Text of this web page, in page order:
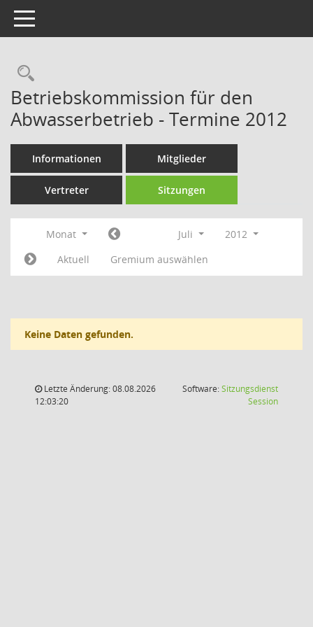
Toggle navigation
Rechercheauswahl
Betriebskommission für den
Abwasserbetrieb - Termine 2012
Informationen Mitglieder
Vertreter Sitzungen
Monat Juli
2012
Aktuell
Gremium auswählen
Keine Daten gefunden.
Letzte Änderung: 08.08.2026
12:03:20
Software:Sitzungsdienst
Session(Wird in